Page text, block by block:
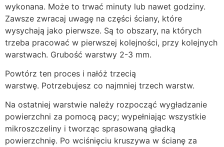
wykonana. Może to trwać minuty lub nawet godziny.
Zawsze zwracaj uwagę na części ściany, które
wysychają jako pierwsze. Są to obszary, na których
trzeba pracować w pierwszej kolejności, przy kolejnych
warstwach. Grubość warstwy 2-3 mm.
Powtórz ten proces i nałóż trzecią
warstwę. Potrzebujesz co najmniej trzech warstw.
Na ostatniej warstwie należy rozpocząć wygładzanie
powierzchni za pomocą pacy; wypełniając wszystkie
mikroszczeliny i tworząc sprasowaną gładką
powierzchnię. Po wciśnięciu kruszywa w ścianę za